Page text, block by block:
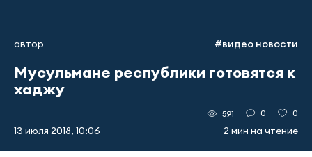
автор #видео новости
Мусульмане республики готовятся к
хаджу
13 июля 2018, 10:06
591 0 0
2 мин на чтение